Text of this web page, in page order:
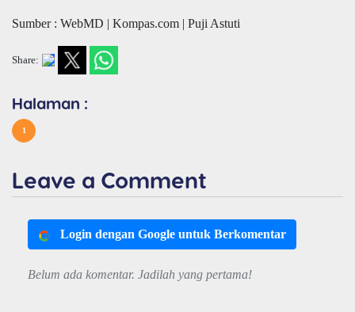
Sumber : WebMD | Kompas.com | Puji Astuti
Share:
Halaman :
1
Leave a Comment
Login dengan Google untuk Berkomentar
Belum ada komentar. Jadilah yang pertama!